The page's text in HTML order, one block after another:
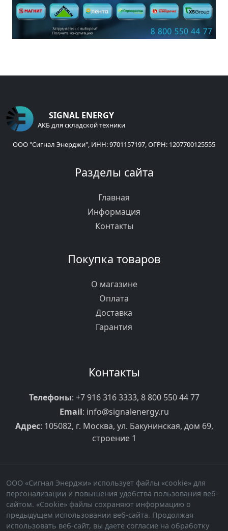
SIGNAL ENERGY
АКБ для складской техники
ООО "Сигнал Энерджи", ИНН: 9701157197, ОГРН: 1207700125555
Разделы сайта
Главная
Информация
Контакты
Покупка товаров
О магазине
Оплата
Доставка
Гарантия
Контакты
Телефоны: +7 916 316 3333, 8 800 550 44 77
Email: info@signalenergy.ru
Адрес: 105082, г. Москва, ул. Бакунинская, дом 69,
строение 1
ООО «Сигнал Энерджи» использует файлы «cookie» для
персонализации и повышения удобства пользования веб-
сайтом. «Cookie» файлы сохраняют информацию о
предыдущем использовании веб-сайта. Продолжая
использовать веб-сайт, вы даете согласие на обработку